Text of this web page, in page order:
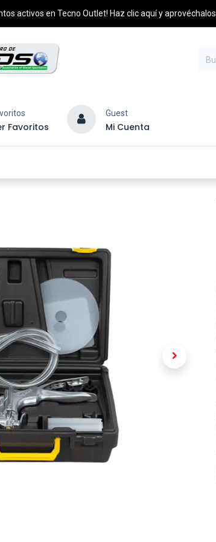
activos en Tecno Outlet! Haz clic aquí y aprovéchalos
Favoritos
Guest
Mi Cuenta